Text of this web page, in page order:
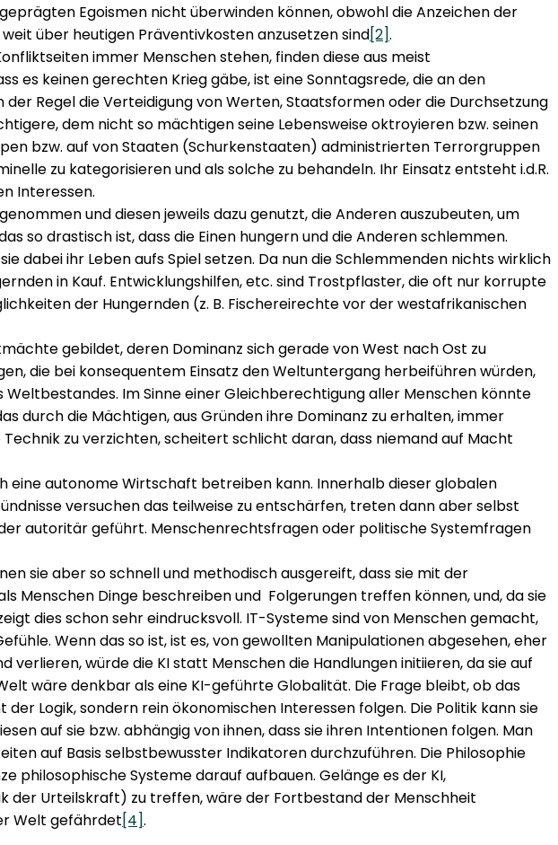
Egoismen nicht überwinden können, obwohl die Anzeichen der
über heutigen Präventivkosten anzusetzen sind[2].
immer Menschen stehen, finden diese aus meist
es keinen gerechten Krieg gäbe, ist eine Sonntagsrede, die an den
Regel die Verteidigung von Werten, Staatsformen oder die Durchsetzung
dem nicht so mächtigen seine Lebensweise oktroyieren bzw. seinen
bzw. auf von Staaten (Schurkenstaaten) administrierten Terrorgruppen
zu kategorisieren und als solche zu behandeln. Ihr Einsatz entsteht i.d.R.
Interessen.
und diesen jeweils dazu genutzt, die Anderen auszubeuten, um
so drastisch ist, dass die Einen hungern und die Anderen schlemmen.
dabei ihr Leben aufs Spiel setzen. Da nun die Schlemmenden nichts wirklich
in Kauf. Entwicklungshilfen, etc. sind Trostpflaster, die oft nur korrupte
der Hungernden (z. B. Fischereirechte vor der westafrikanischen
gebildet, deren Dominanz sich gerade von West nach Ost zu
die bei konsequentem Einsatz den Weltuntergang herbeiführen würden,
Im Sinne einer Gleichberechtigung aller Menschen könnte
durch die Mächtigen, aus Gründen ihre Dominanz zu erhalten, immer
zu verzichten, scheitert schlicht daran, dass niemand auf Macht
eine autonome Wirtschaft betreiben kann. Innerhalb dieser globalen
versuchen das teilweise zu entschärfen, treten dann aber selbst
autoritär geführt. Menschenrechtsfragen oder politische Systemfragen
sie aber so schnell und methodisch ausgereift, dass sie mit der
Dinge beschreiben und Folgerungen treffen können, und, da sie
dies schon sehr eindrucksvoll. IT-Systeme sind von Menschen gemacht,
Wenn das so ist, ist es, von gewollten Manipulationen abgesehen, eher
würde die KI statt Menschen die Handlungen initiieren, da sie auf
wäre denkbar als eine KI-geführte Globalität. Die Frage bleibt, ob das
Logik, sondern rein ökonomischen Interessen folgen. Die Politik kann sie
auf sie bzw. abhängig von ihnen, dass sie ihren Intentionen folgen. Man
auf Basis selbstbewusster Indikatoren durchzuführen. Die Philosophie
philosophische Systeme darauf aufbauen. Gelänge es der KI,
der Urteilskraft) zu treffen, wäre der Fortbestand der Menschheit
Welt gefährdet[4].